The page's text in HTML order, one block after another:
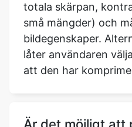
låter användaren
att den har
Är det möjligt att
Ingen kvalitet